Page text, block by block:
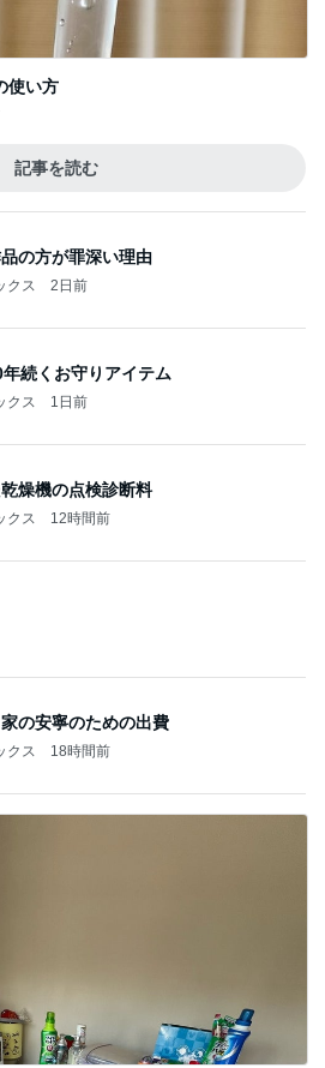
の方が罪深い理由
2日前
クス 1日前
燥機の点検診断料
クス 12時間前
の安寧のための出費
クス 18時間前
タイル
き氷で私は売り切れ
ス 2日前